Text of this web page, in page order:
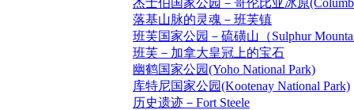
杰士伯国家公园－哥伦比亚冰原
落基山脉的灵魂－班芙镇
班芙国家公园－硫磺山（Sulphur
班芙－加拿大皇冠上的宝石
幽鹤国家公园(Yoho National Park)
库特尼国家公园(Kootenay National Park)
历史遗迹－Fort Steele